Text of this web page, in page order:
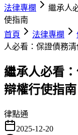
法律專欄
繼承人
使指南
首頁
法律專欄
人必看：保證債務
繼承人必看
辯權行使指南
律點通
2025-12-20